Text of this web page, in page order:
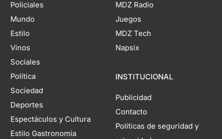
Policiales
Mundo
Estilo
Vinos
Sociales
Política
Sociedad
Deportes
Espectáculos y Cultura
Estilo Gastronomía
MDZ Radio
Juegos
MDZ Tech
Napsix
INSTITUCIONAL
Publicidad
Contacto
Políticas de seguridad y